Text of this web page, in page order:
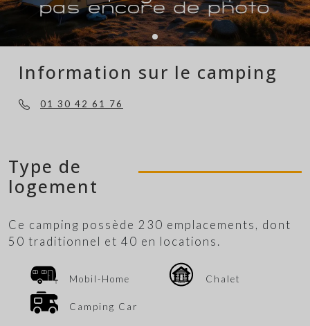
Information sur le camping
01 30 42 61 76
Type de
logement
Ce camping possède 230 emplacements, dont
50 traditionnel et 40 en locations.
Mobil-Home Chalet
Camping Car